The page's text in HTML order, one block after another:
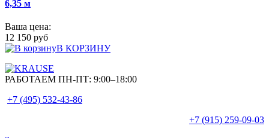
6,35 м
Ваша цена:
12 150 руб
В КОРЗИНУ
РАБОТАЕМ ПН-ПТ: 9:00–18:00
+7 (495) 532-43-86
+7 (915) 259-09-03